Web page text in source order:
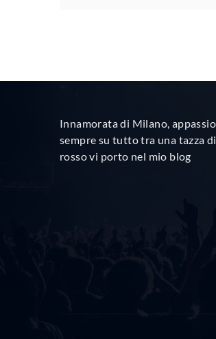
Innamorata di Milano,
sempre su tutto tra una tazza
rosso vi porto nel mio blog